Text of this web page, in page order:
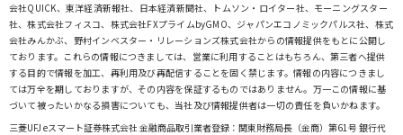
会社QUICK、東洋経済新報社、日本経済新聞社、トムソン・ロイター社、モーニングスター
社、株式会社フィスコ、株式会社FXプライムbyGMO、ジャパンエコノミックパルス社、株式
会社みんかぶ、野村インベスター・リレーションズ株式会社からの情報提供をもとに公開し
ております。これらの情報につきましては、営業に利用することはもちろん、第三者へ提供
する目的で情報を加工、再利用及び再配信することを固く禁じます。情報の内容につきまし
ては万全を期しておりますが、その内容を保証するものではありません。万一この情報に基
づいて被ったいかなる損害についても、当社及び情報提供者は一切の責任を負いかねます。
三菱UFJ eスマート証券株式会社 金融商品取引業者登録：関東財務局長（金商）第61号 銀行代